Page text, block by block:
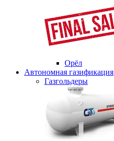
Орёл
Автономная газификация
Газгольдеры